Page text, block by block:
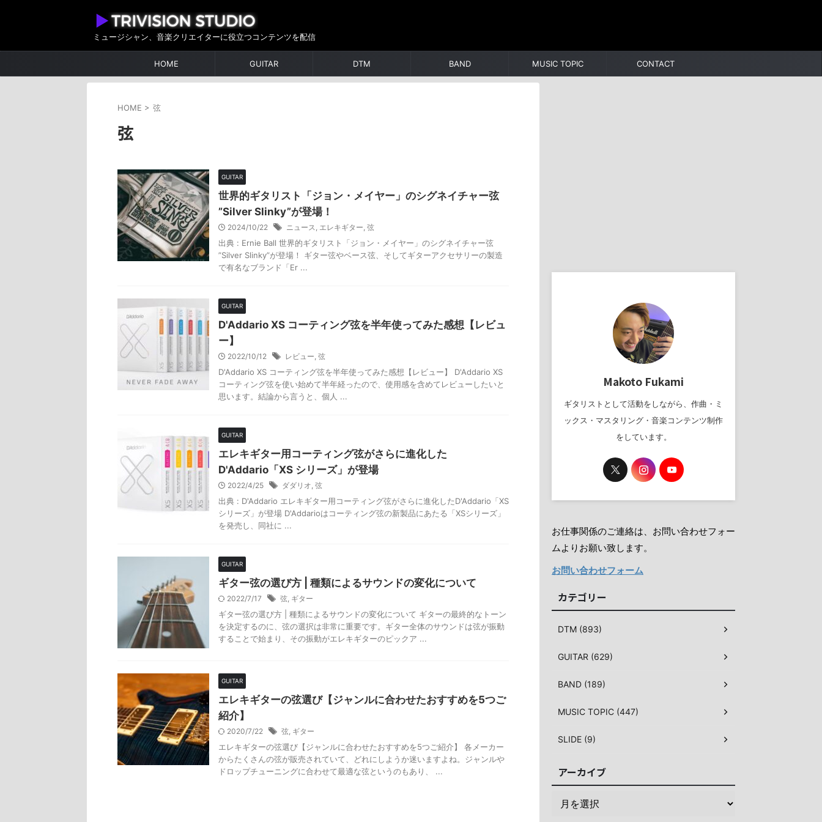
ミュージシャン、音楽クリエイターに役立つコンテンツを配信
HOME GUITAR DTM BAND MUSIC TOPIC CONTACT
HOME > 弦
弦
GUITAR
世界的ギタリスト「ジョン・メイヤー」のシグネイチャー弦
”Silver Slinky”が登場！
2024/10/22 ニュース, エレキギター, 弦
出典 : Ernie Ball 世界的ギタリスト「ジョン・メイヤー」のシグネイチャー弦
”Silver Slinky”が登場！ ギター弦やベース弦、そしてギターアクセサリーの製造
で有名なブランド「Er ...
GUITAR
D'Addario XS コーティング弦を半年使ってみた感想【レビュ
ー】
2022/10/12 レビュー, 弦
D'Addario XS コーティング弦を半年使ってみた感想【レビュー】 D'Addario XS
コーティング弦を使い始めて半年経ったので、使用感を含めてレビューしたいと
思います。結論から言うと、個人 ...
GUITAR
エレキギター用コーティング弦がさらに進化した
D'Addario「XS シリーズ」が登場
2022/4/25 ダダリオ, 弦
出典 : D'Addario エレキギター用コーティング弦がさらに進化したD'Addario「XS
シリーズ」が登場 D'Addarioはコーティング弦の新製品にあたる「XSシリーズ」
を発売し、同社に ...
GUITAR
ギター弦の選び方 | 種類によるサウンドの変化について
2022/7/17 弦, ギター
ギター弦の選び方 | 種類によるサウンドの変化について ギターの最終的なトーン
を決定するのに、弦の選択は非常に重要です。ギター全体のサウンドは弦が振動
することで始まり、その振動がエレキギターのピックア ...
GUITAR
エレキギターの弦選び【ジャンルに合わせたおすすめを5つご
紹介】
2020/7/22 弦, ギター
エレキギターの弦選び【ジャンルに合わせたおすすめを5つご紹介】 各メーカー
からたくさんの弦が販売されていて、どれにしようか迷いますよね。ジャンルや
ドロップチューニングに合わせて最適な弦というのもあり、 ...
Makoto Fukami
ギタリストとして活動をしながら、作曲・ミ
ックス・マスタリング・音楽コンテンツ制作
をしています。
お仕事関係のご連絡は、お問い合わせフォー
ムよりお願い致します。
お問い合わせフォーム
カテゴリー
DTM (893)
GUITAR (629)
BAND (189)
MUSIC TOPIC (447)
SLIDE (9)
アーカイブ